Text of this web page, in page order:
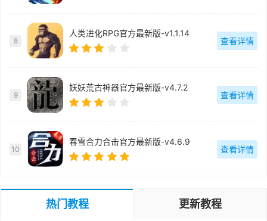
8
人类进化RPG官方最新版-v1.1.14
查看详情
9
妖妖荒古神器官方最新版-v4.7.2
查看详情
10
春雪合力合击官方最新版-v4.6.9
查看详情
热门教程 更新教程